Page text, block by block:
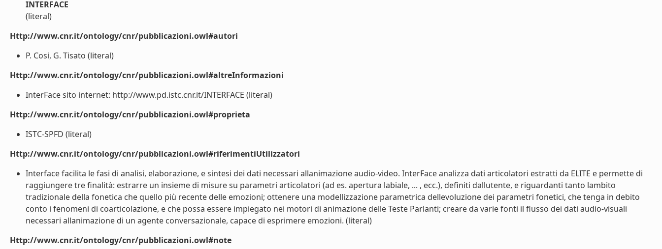
INTERFACE
(literal)
Http://www.cnr.it/ontology/cnr/pubblicazioni.owl#autori
P. Cosi, G. Tisato (literal)
Http://www.cnr.it/ontology/cnr/pubblicazioni.owl#altreInformazioni
InterFace sito internet: http://www.pd.istc.cnr.it/INTERFACE (literal)
Http://www.cnr.it/ontology/cnr/pubblicazioni.owl#proprieta
ISTC-SPFD (literal)
Http://www.cnr.it/ontology/cnr/pubblicazioni.owl#riferimentiUtilizzatori
Interface facilita le fasi di analisi, elaborazione, e sintesi dei dati necessari allanimazione audio-video. InterFace analizza dati articolatori estratti da ELITE e permette di
raggiungere tre finalità: estrarre un insieme di misure su parametri articolatori (ad es. apertura labiale, ... , ecc.), definiti dallutente, e riguardanti tanto lambito
tradizionale della fonetica che quello più recente delle emozioni; ottenere una modellizzazione parametrica dellevoluzione dei parametri fonetici, che tenga in debito
conto i fenomeni di coarticolazione, e che possa essere impiegato nei motori di animazione delle Teste Parlanti; creare da varie fonti il flusso dei dati audio-visuali
necessari allanimazione di un agente conversazionale, capace di esprimere emozioni. (literal)
Http://www.cnr.it/ontology/cnr/pubblicazioni.owl#note